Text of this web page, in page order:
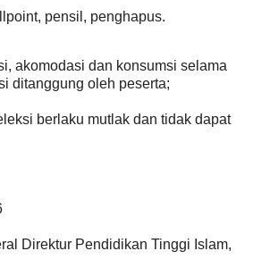
pensil, penghapus.
akomodasi dan konsumsi selama
ditanggung oleh peserta;
berlaku mutlak dan tidak dapat
Direktur Pendidikan Tinggi Islam,